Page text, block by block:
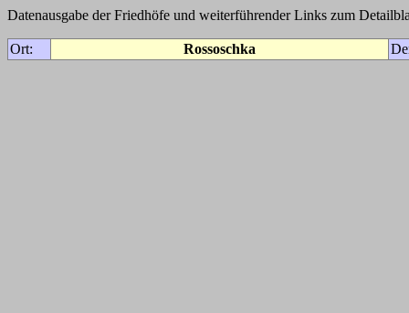
Datenausgabe der Friedhöfe und weiterführender Links zum
Ort: Rossoschka